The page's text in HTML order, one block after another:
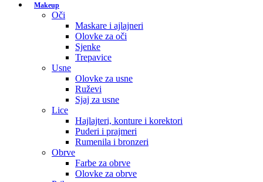
Makeup
Oči
Maskare i ajlajneri
Olovke za oči
Sjenke
Trepavice
Usne
Olovke za usne
Ruževi
Sjaj za usne
Lice
Hajlajteri, konture i korektori
Puderi i prajmeri
Rumenila i bronzeri
Obrve
Farbe za obrve
Olovke za obrve